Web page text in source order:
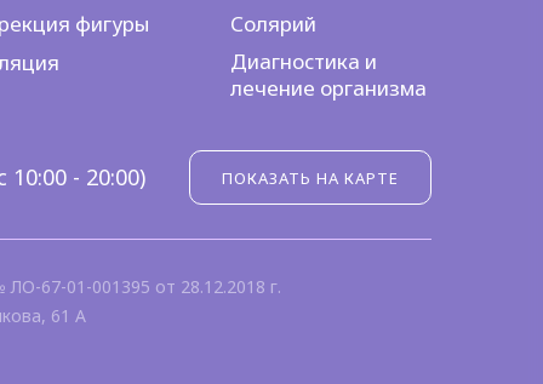
67-01-001395 от 28.12.2018 г.
61 А
- 20:00)
Солярий
Диагностика и
лечение организма
фигуры
ПОКАЗАТЬ НА КАРТЕ